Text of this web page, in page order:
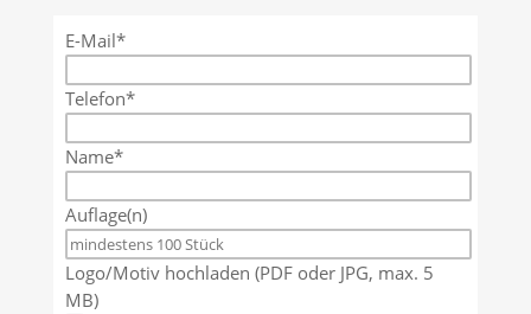
E-Mail*
Telefon*
Name*
Auflage(n)
Logo/Motiv hochladen (PDF oder JPG, max. 5
MB)